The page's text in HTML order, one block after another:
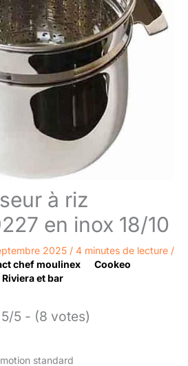
à riz
en inox 18/10
2025 / 4 minutes de lecture /
chef moulinex
Cookeo
Riviera et bar
5/5 - (8 votes)